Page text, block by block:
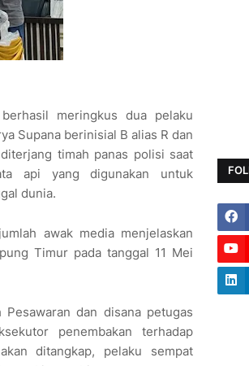
meringkus dua pelaku
Supana berinisial B alias R dan
timah panas polisi saat
api yang digunakan untuk
dunia.
awak media menjelaskan
Timur pada tanggal 11 Mei
dan disana petugas
penembakan terhadap
ditangkap, pelaku sempat